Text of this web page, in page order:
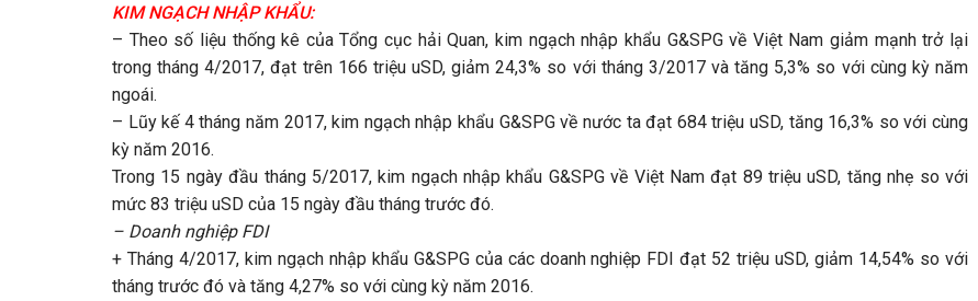
KIM NGẠCH NHẬP KHẨU:​
– Theo số liệu thống kê của Tổng cục hải Quan, kim ngạch nhập khẩu G&SPG về Việt Nam giảm mạnh trở lại
trong tháng 4/2017, đạt trên 166 triệu uSD, giảm 24,3% so với tháng 3/2017 và tăng 5,3% so với cùng kỳ năm
ngoái.
– Lũy kế 4 tháng năm 2017, kim ngạch nhập khẩu G&SPG về nước ta đạt 684 triệu uSD, tăng 16,3% so với cùng
kỳ năm 2016.
Trong 15 ngày đầu tháng 5/2017, kim ngạch nhập khẩu G&SPG về Việt Nam đạt 89 triệu uSD, tăng nhẹ so với
mức 83 triệu uSD của 15 ngày đầu tháng trước đó.
– Doanh nghiệp FDI
+ Tháng 4/2017, kim ngạch nhập khẩu G&SPG của các doanh nghiệp FDI đạt 52 triệu uSD, giảm 14,54% so với
tháng trước đó và tăng 4,27% so với cùng kỳ năm 2016.